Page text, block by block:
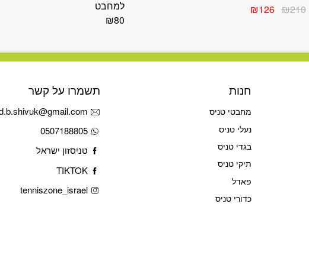
₪210 המחיר
₪126
למחבט
₪80
חנות
מחבטי טניס
נעלי טניס
בגדי טניס
תיקי טניס
פאדל
כדורי טניס
תשמרו על קשר
0507188805
טניסזון ישראל
TIKTOK
tenniszone_israel